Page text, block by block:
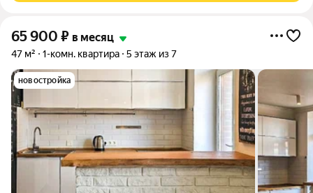
65 900 ₽ в месяц
47 м² 1-комн. квартира 5 этаж из 7
новостройка